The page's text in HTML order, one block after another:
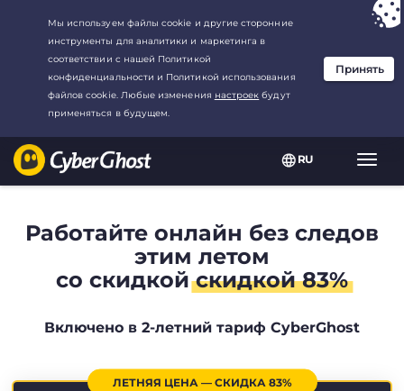
RU
Ваш выбор:Лучшая сделкадля2.1666666666667-год at$
месяц
Работайте онлайн без следов
этим летом
со скидкойскидкой 83%
Включено в 2-летний тариф CyberGhost
ЛЕТНЯЯ ЦЕНА — СКИДКА 83%